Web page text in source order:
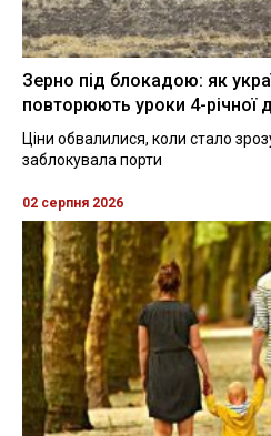
Зерно під блокадою: як
повторюють уроки 4-річної
Ціни обвалилися, коли стало
заблокувала порти
02 серпня 2026